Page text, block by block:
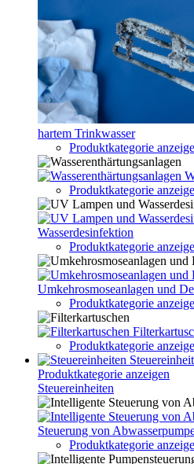
hartem Trinkwasser
Produktkategorie
Produktkategorie
Wasserdesinfektion
Produktkategorie
Umkehrosmoseanlagen und
Produktkategorie
Produktkategorie
Produktkategorie anzeigen
Steuereinheiten
Steuerung von
Produktkategorie